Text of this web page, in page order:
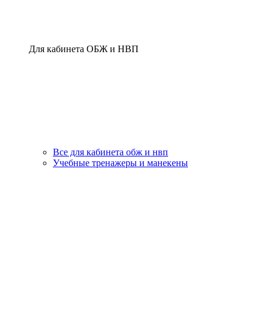
Для кабинета ОБЖ и НВП
Все для кабинета обж и нвп
Учебные тренажеры и манекены